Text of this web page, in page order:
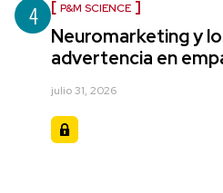
4 P&M SCIENCE
Neuromarketing y
advertencia en
julio 31, 2026